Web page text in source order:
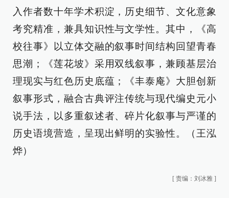
入作者数十年学术积淀，历史细节、文化意象
考究精准，兼具知识性与文学性。其中，《高
校往事》以立体交融的叙事时间结构回望青春
思潮；《莲花坡》采用双线叙事，兼顾基层治
理现实与红色历史底蕴；《丰泰庵》大胆创新
叙事形式，融合古典评注传统与现代编史元小
说手法，以多重叙述者、碎片化叙事与严谨的
历史语境营造，呈现出鲜明的实验性。（王泓
烨）
[ 责编：刘冰雅 ]